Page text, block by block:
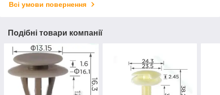
Всі умови повернення
Подібні товари компанії